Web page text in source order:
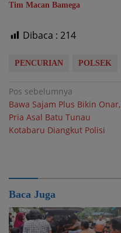
Tim Macan Bamega
Dibaca : 214
PENCURIAN POLSEK
Navigasi
pos
Pos sebelumnya
Bawa Sajam Plus Bikin Onar,
Pria Asal Batu Tunau
Kotabaru Diangkut Polisi
Baca Juga